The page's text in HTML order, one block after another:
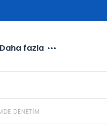
Daha fazla
DENETIM